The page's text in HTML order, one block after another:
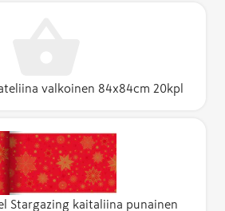
valkoinen 84x84cm 20kpl
Stargazing kaitaliina punainen